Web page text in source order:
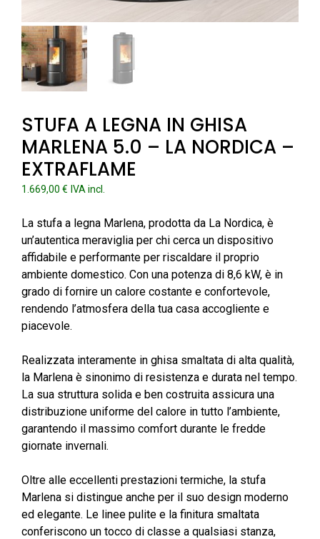
STUFA A LEGNA IN GHISA
MARLENA 5.0 – LA NORDICA –
EXTRAFLAME
1.669,00 € IVA incl.
La stufa a legna Marlena, prodotta da La Nordica, è
un’autentica meraviglia per chi cerca un dispositivo
affidabile e performante per riscaldare il proprio
ambiente domestico. Con una potenza di 8,6 kW, è in
grado di fornire un calore costante e confortevole,
rendendo l’atmosfera della tua casa accogliente e
piacevole.
Realizzata interamente in ghisa smaltata di alta qualità,
la Marlena è sinonimo di resistenza e durata nel tempo.
La sua struttura solida e ben costruita assicura una
distribuzione uniforme del calore in tutto l’ambiente,
garantendo il massimo comfort durante le fredde
giornate invernali.
Oltre alle eccellenti prestazioni termiche, la stufa
Marlena si distingue anche per il suo design moderno
ed elegante. Le linee pulite e la finitura smaltata
conferiscono un tocco di classe a qualsiasi stanza,